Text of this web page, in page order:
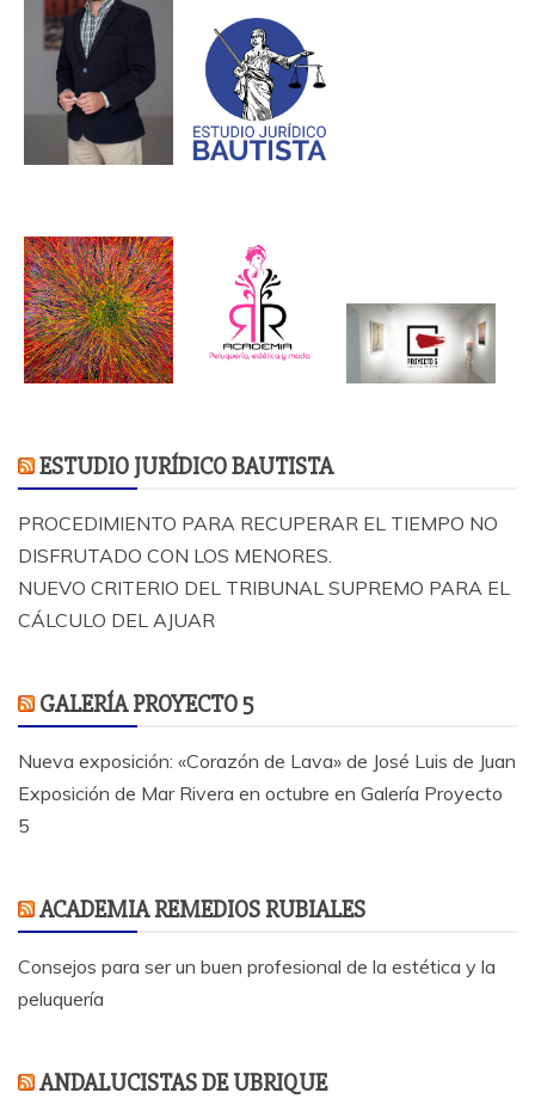
ESTUDIO JURÍDICO BAUTISTA
PROCEDIMIENTO PARA RECUPERAR EL TIEMPO NO
DISFRUTADO CON LOS MENORES.
NUEVO CRITERIO DEL TRIBUNAL SUPREMO PARA EL
CÁLCULO DEL AJUAR
GALERÍA PROYECTO 5
Nueva exposición: «Corazón de Lava» de José Luis de Juan
Exposición de Mar Rivera en octubre en Galería Proyecto
5
ACADEMIA REMEDIOS RUBIALES
Consejos para ser un buen profesional de la estética y la
peluquería
ANDALUCISTAS DE UBRIQUE